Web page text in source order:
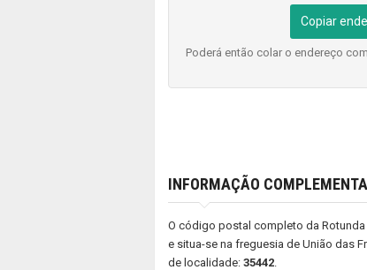
Copiar
Poderá então colar o endereço
INFORMAÇÃO
O código postal completo da Rotunda
e situa-se na freguesia de União das
de localidade: 35442.